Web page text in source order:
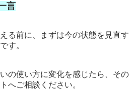
言
る前に、
まずは今の状態を見直す
す。
の使い方に変化を感じたら、 その
へご相談ください。